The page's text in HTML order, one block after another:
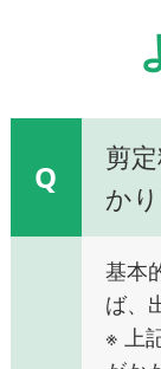
Q
剪
か
基本
ば、
※ 上